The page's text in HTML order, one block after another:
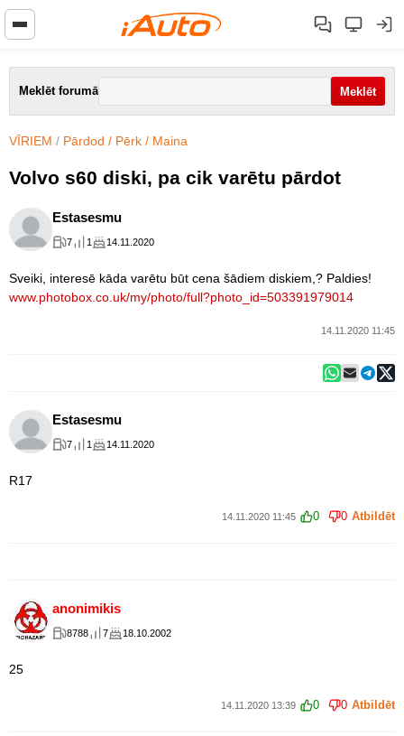
Meklēt forumā
VĪRIEM / Pārdod / Pērk / Maina
Volvo s60 diski, pa cik varētu pārdot
Estasesmu
7 1 14.11.2020
Sveiki, interesē kāda varētu būt cena šādiem diskiem,? Paldies!
www.photobox.co.uk/my/photo/full?photo_id=503391979014
14.11.2020 11:45
Estasesmu
7 1 14.11.2020
R17
14.11.2020 11:45 0 0 Atbildēt
anonimikis
8788 7 18.10.2002
25
14.11.2020 13:39 0 0 Atbildēt